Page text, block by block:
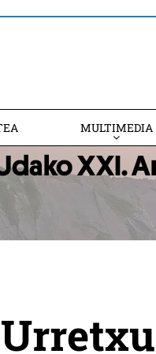
MULTIMEDIA